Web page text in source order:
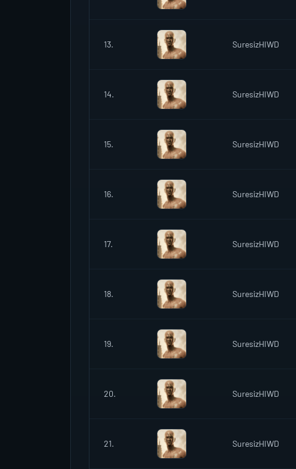
13. SuresizHIWD
14. SuresizHIWD
15. SuresizHIWD
16. SuresizHIWD
17. SuresizHIWD
18. SuresizHIWD
19. SuresizHIWD
20. SuresizHIWD
21. SuresizHIWD